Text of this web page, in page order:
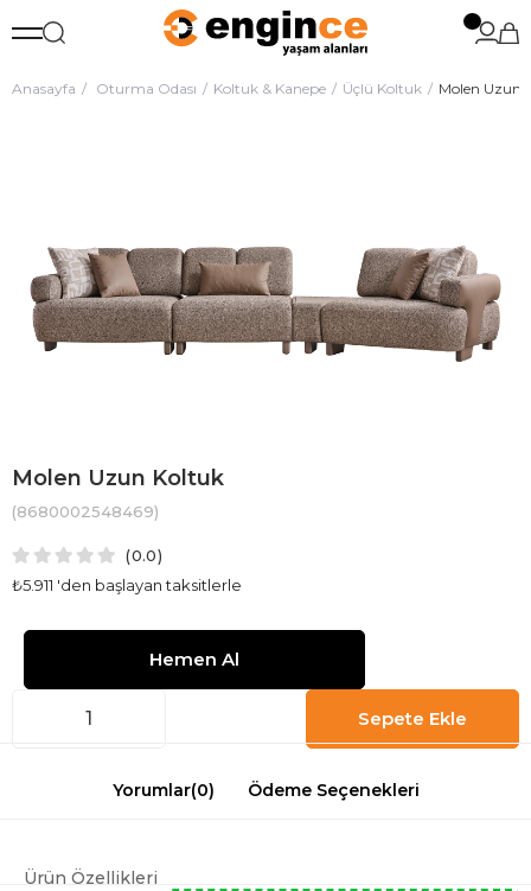
Anasayfa Oturma Odası Koltuk & Kanepe Üçlü Koltuk Molen Uzun
Molen Uzun Koltuk
(8680002548469)
0.0
₺5.911 'den başlayan taksitlerle
Yorumlar(0) Ödeme Seçenekleri
Ürün Özellikleri